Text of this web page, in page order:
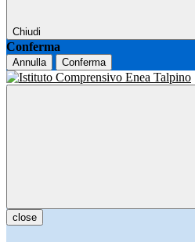
Chiudi
Conferma
Annulla Conferma
close